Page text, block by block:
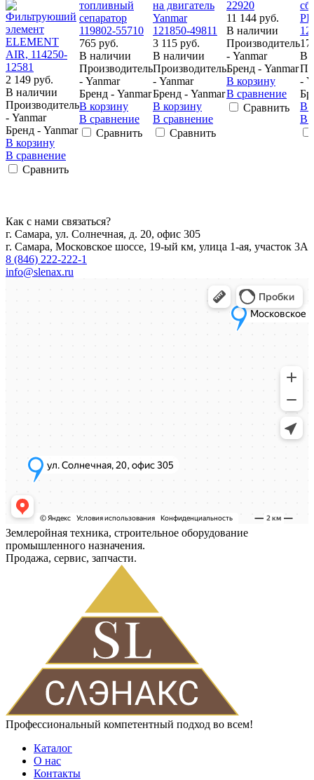
2 149 руб.
В наличии
Производитель
- Yanmar
Бренд - Yanmar
В корзину
В сравнение
Сравнить
765 руб.
В наличии
Производитель
- Yanmar
Бренд - Yanmar
В корзину
В сравнение
Сравнить
3 115 руб.
В наличии
Производитель
- Yanmar
Бренд - Yanmar
В корзину
В сравнение
Сравнить
11 144 руб.
В наличии
Производитель
- Yanmar
Бренд - Yanmar
В корзину
В сравнение
Сравнить
17
В
-
В
В
Как с нами связаться?
г. Самара, ул. Солнечная, д. 20, офис 305
г. Самара, Московское шоссе, 19-ый км, улица 1-ая, участок 3А
8 (846) 222-222-1
info@slenax.ru
Землеройная техника, строительное оборудование
промышленного назначения.
Продажа, сервис, запчасти.
Профессиональный компетентный подход во всем!
Каталог
О нас
Контакты